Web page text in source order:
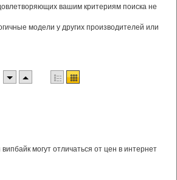
вашим критериям поиска не
модели у других производителей или
могут отличаться от цен в интернет